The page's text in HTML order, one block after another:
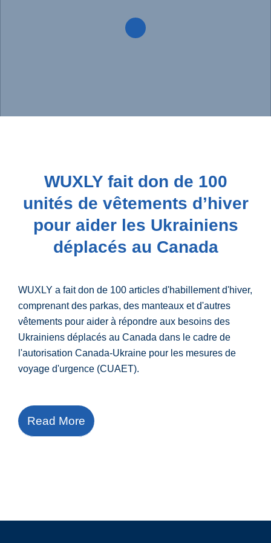
WUXLY fait don de 100
unités de vêtements d’hiver
pour aider les Ukrainiens
déplacés au Canada
WUXLY a fait don de 100 articles d'habillement d'hiver,
comprenant des parkas, des manteaux et d'autres
vêtements pour aider à répondre aux besoins des
Ukrainiens déplacés au Canada dans le cadre de
l'autorisation Canada-Ukraine pour les mesures de
voyage d'urgence (CUAET).
Read More